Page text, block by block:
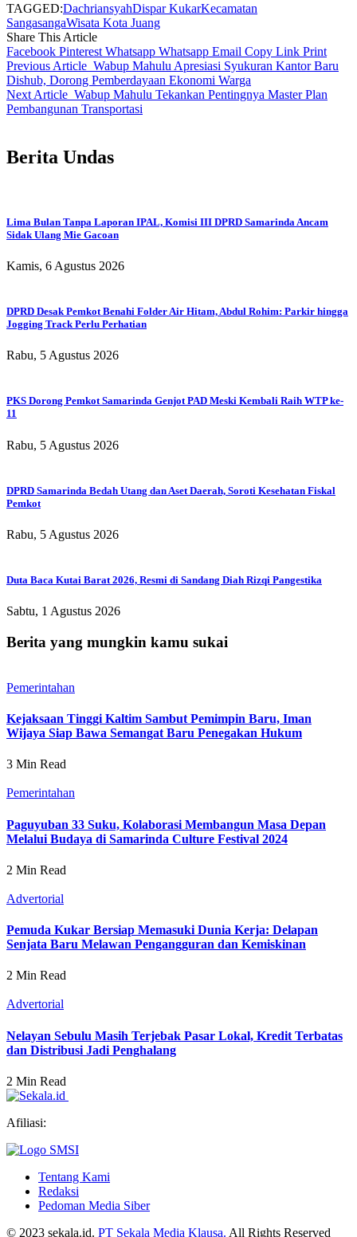
TAGGED:DachriansyahDispar KukarKecamatan
SangasangaWisata Kota Juang
Share This Article
Facebook Pinterest Whatsapp Whatsapp Email Copy Link Print
Previous Article Wabup Mahulu Apresiasi Syukuran Kantor Baru
Dishub, Dorong Pemberdayaan Ekonomi Warga
Next Article Wabup Mahulu Tekankan Pentingnya Master Plan
Pembangunan Transportasi
Berita Undas
Lima Bulan Tanpa Laporan IPAL, Komisi III DPRD Samarinda Ancam
Sidak Ulang Mie Gacoan
Kamis, 6 Agustus 2026
DPRD Desak Pemkot Benahi Folder Air Hitam, Abdul Rohim: Parkir hingga
Jogging Track Perlu Perhatian
Rabu, 5 Agustus 2026
PKS Dorong Pemkot Samarinda Genjot PAD Meski Kembali Raih WTP ke-
11
Rabu, 5 Agustus 2026
DPRD Samarinda Bedah Utang dan Aset Daerah, Soroti Kesehatan Fiskal
Pemkot
Rabu, 5 Agustus 2026
Duta Baca Kutai Barat 2026, Resmi di Sandang Diah Rizqi Pangestika
Sabtu, 1 Agustus 2026
Berita yang mungkin kamu sukai
Pemerintahan
Kejaksaan Tinggi Kaltim Sambut Pemimpin Baru, Iman
Wijaya Siap Bawa Semangat Baru Penegakan Hukum
3 Min Read
Pemerintahan
Paguyuban 33 Suku, Kolaborasi Membangun Masa Depan
Melalui Budaya di Samarinda Culture Festival 2024
2 Min Read
Advertorial
Pemuda Kukar Bersiap Memasuki Dunia Kerja: Delapan
Senjata Baru Melawan Pengangguran dan Kemiskinan
2 Min Read
Advertorial
Nelayan Sebulu Masih Terjebak Pasar Lokal, Kredit Terbatas
dan Distribusi Jadi Penghalang
2 Min Read
Afiliasi:
Tentang Kami
Redaksi
Pedoman Media Siber
© 2023 sekala.id. PT Sekala Media Klausa. All Rights Reserved